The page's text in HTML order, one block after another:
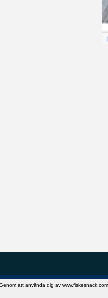
att använda dig av